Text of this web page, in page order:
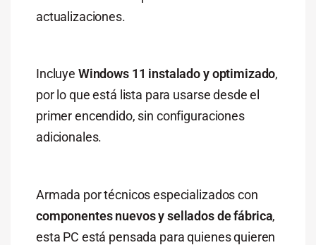
actualizaciones.
Incluye Windows 11 instalado y optimizado,
por lo que está lista para usarse desde el
primer encendido, sin configuraciones
adicionales.
Armada por técnicos especializados con
componentes nuevos y sellados de fábrica,
esta PC está pensada para quienes quieren